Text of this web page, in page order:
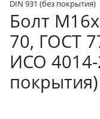
DIN 931 (без покрытия)
Болт
70, ГОСТ
ИСО 4014-
покрытия)